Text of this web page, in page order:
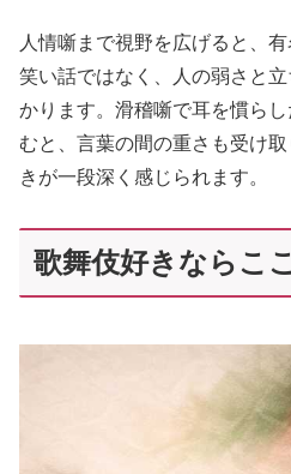
人情噺まで視野を広げると、
笑い話ではなく、人の弱さと
かります。滑稽噺で耳を慣ら
むと、言葉の間の重さも受け
きが一段深く感じられます。
歌舞伎好きならこ